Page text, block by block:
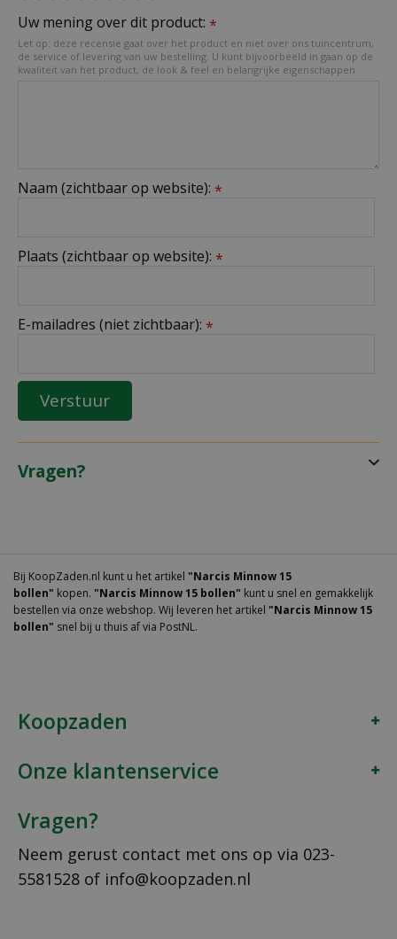
Uw mening over dit product: *
Let op: deze recensie gaat over het product en niet over ons tuincentrum,
de service of levering van uw bestelling. U kunt bijvoorbeeld in gaan op de
kwaliteit van het product, de look & feel en belangrijke eigenschappen.
Naam (zichtbaar op website): *
Plaats (zichtbaar op website): *
E-mailadres (niet zichtbaar): *
Vragen?
Bij KoopZaden.nl kunt u het artikel "Narcis Minnow 15
bollen" kopen. "Narcis Minnow 15 bollen" kunt u snel en gemakkelijk
bestellen via onze webshop. Wij leveren het artikel "Narcis Minnow 15
bollen" snel bij u thuis af via PostNL.
Koopzaden
Onze klantenservice
Vragen?
Neem gerust contact met ons op via 023-
5581528 of info@koopzaden.nl